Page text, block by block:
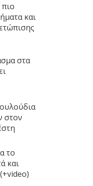
και
στα
στον
το
και